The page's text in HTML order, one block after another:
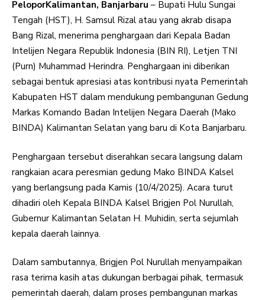
PeloporKalimantan, Banjarbaru – Bupati Hulu Sungai
Tengah (HST), H. Samsul Rizal atau yang akrab disapa
Bang Rizal, menerima penghargaan dari Kepala Badan
Intelijen Negara Republik Indonesia (BIN RI), Letjen TNI
(Purn) Muhammad Herindra. Penghargaan ini diberikan
sebagai bentuk apresiasi atas kontribusi nyata Pemerintah
Kabupaten HST dalam mendukung pembangunan Gedung
Markas Komando Badan Intelijen Negara Daerah (Mako
BINDA) Kalimantan Selatan yang baru di Kota Banjarbaru.
Penghargaan tersebut diserahkan secara langsung dalam
rangkaian acara peresmian gedung Mako BINDA Kalsel
yang berlangsung pada Kamis (10/4/2025). Acara turut
dihadiri oleh Kepala BINDA Kalsel Brigjen Pol Nurullah,
Gubernur Kalimantan Selatan H. Muhidin, serta sejumlah
kepala daerah lainnya.
Dalam sambutannya, Brigjen Pol Nurullah menyampaikan
rasa terima kasih atas dukungan berbagai pihak, termasuk
pemerintah daerah, dalam proses pembangunan markas